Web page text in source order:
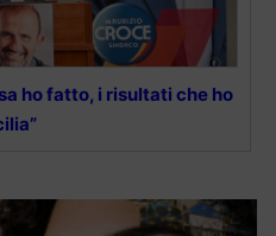
ho fatto, i risultati che ho